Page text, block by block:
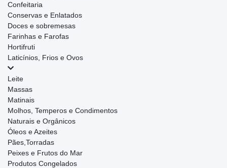
Confeitaria
Conservas e Enlatados
Doces e sobremesas
Farinhas e Farofas
Hortifruti
Laticínios, Frios e Ovos
Leite
Massas
Matinais
Molhos, Temperos e Condimentos
Naturais e Orgânicos
Óleos e Azeites
Pães,Torradas
Peixes e Frutos do Mar
Produtos Congelados